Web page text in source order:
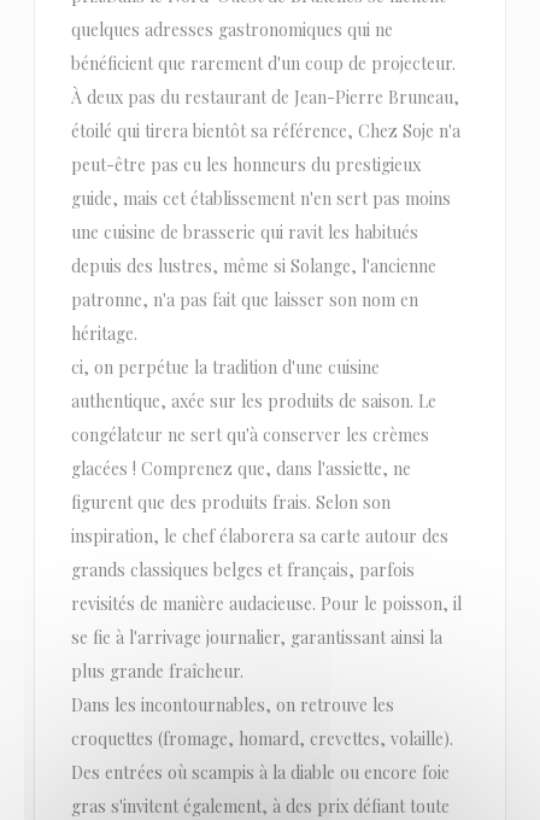
quelques adresses gastronomiques qui ne
bénéficient que rarement d'un coup de projecteur.
À deux pas du restaurant de Jean-Pierre Bruneau,
étoilé qui tirera bientôt sa référence, Chez Soje n'a
peut-être pas eu les honneurs du prestigieux
guide, mais cet établissement n'en sert pas moins
une cuisine de brasserie qui ravit les habitués
depuis des lustres, même si Solange, l'ancienne
patronne, n'a pas fait que laisser son nom en
héritage.
ci, on perpétue la tradition d'une cuisine
authentique, axée sur les produits de saison. Le
congélateur ne sert qu'à conserver les crèmes
glacées ! Comprenez que, dans l'assiette, ne
figurent que des produits frais. Selon son
inspiration, le chef élaborera sa carte autour des
grands classiques belges et français, parfois
revisités de manière audacieuse. Pour le poisson, il
se fie à l'arrivage journalier, garantissant ainsi la
plus grande fraîcheur.
Dans les incontournables, on retrouve les
croquettes (fromage, homard, crevettes, volaille).
Des entrées où scampis à la diable ou encore foie
gras s'invitent également, à des prix défiant toute